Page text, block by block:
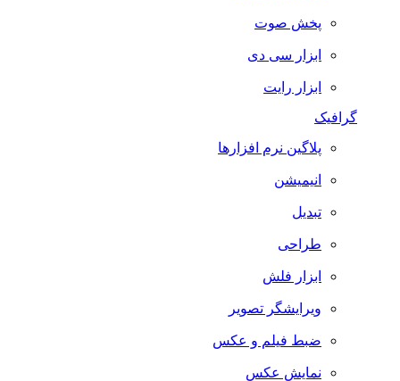
پخش صوت
ابزار سی دی
ابزار رایت
گرافیک
پلاگین نرم افزارها
انیمیشن
تبدیل
طراحی
ابزار فلش
ویرایشگر تصویر
ضبط فيلم و عكس
نمایش عکس